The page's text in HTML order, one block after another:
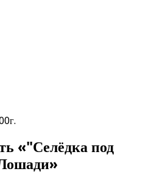
«"Селёдка под